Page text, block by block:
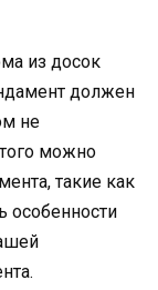
из досок
должен
не
можно
такие как
особенности